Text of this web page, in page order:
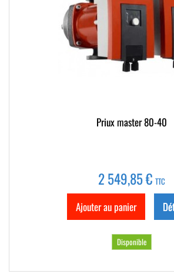
Priux master 80-40
2 549,85 € TTC
Ajouter au panier
Disponible